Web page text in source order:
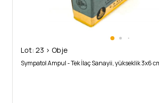
Lot: 23 > Obje
Sympatol Ampul - Tek İlaç Sanayii, yükseklik 3x6